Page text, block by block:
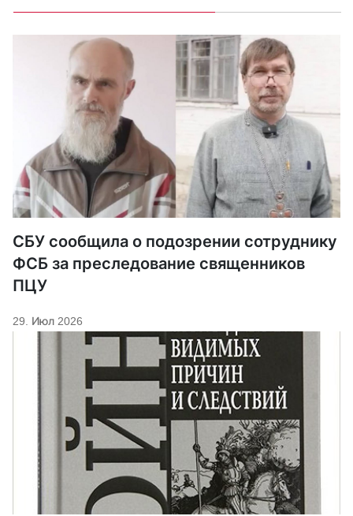
СБУ сообщила о подозрении сотруднику
ФСБ за преследование священников
ПЦУ
29. Июл 2026